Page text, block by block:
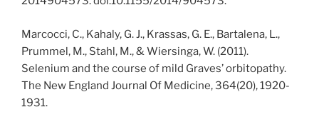
Marcocci, C., Kahaly, G. J., Krassas, G. E., Bartalena, L.,
Prummel, M., Stahl, M., & Wiersinga, W. (2011).
Selenium and the course of mild Graves’ orbitopathy.
The New England Journal Of Medicine, 364(20), 1920-
1931.